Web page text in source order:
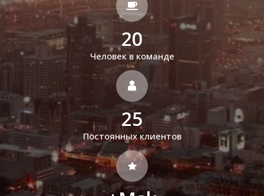
20
Человек в команде
25
Постоянных клиентов